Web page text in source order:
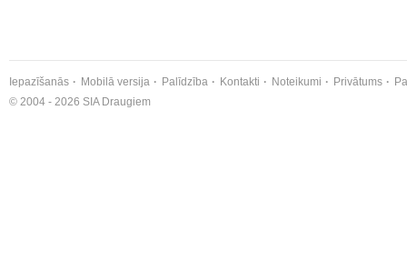
Iepazīšanās Mobilā versija Palīdzība Kontakti Noteikumi Privātums
© 2004 - 2026 SIA Draugiem